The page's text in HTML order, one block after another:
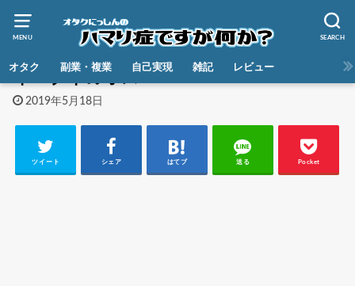
MENU SEARCH
オタク 副業・複業 自己実現 雑記 レビュー
2019年5月18日
ツイート シェア はてブ 送る Pocket